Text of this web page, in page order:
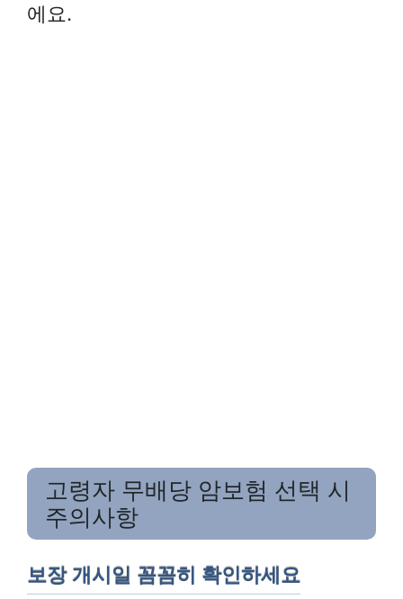
에요.
고령자 무배당 암보험 선택 시
주의사항
보장 개시일 꼼꼼히 확인하세요